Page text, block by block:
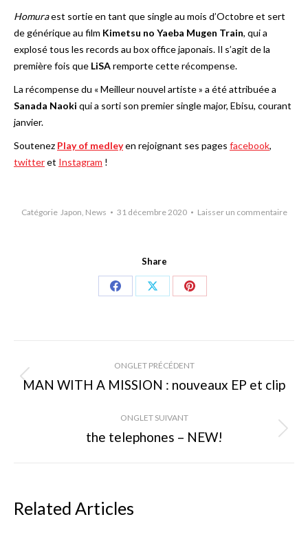
Homuraest sortie en tant que single au mois d’Octobre et sert
de générique au film Kimetsu no Yaeba Mugen Train, qui a
explosé tous les records au box office japonais. Il s’agit de la
première fois que LiSAremporte cette récompense.
La récompense du « Meilleur nouvel artiste » a été attribuée a
Sanada Naoki qui a sorti son premier single major, Ebisu, courant
janvier.
Soutenez Play of medleyen rejoignant ses pages facebook,
twitteret Instagram !
Catégorie Japon, News 31 décembre 2020 Laisser un commentaire
Share
Share
Share
Share
Navigation
de
commentaire
ONGLET PRÉCÉDENT
Onglet
MAN WITH A MISSION : nouveaux EP et clip
ONGLET SUIVANT
Onglet
the telephones – NEW!
Related Articles